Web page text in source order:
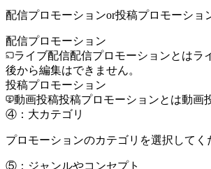
配信プロモーションor投稿プロモーショ
配信プロモーション
ライブ配信配信プロモーションとはラ
後から編集はできません。
投稿プロモーション
動画投稿投稿プロモーションとは動画
④：大カテゴリ
プロモーションのカテゴリを選択してく
⑤：ジャンルやコンセプト